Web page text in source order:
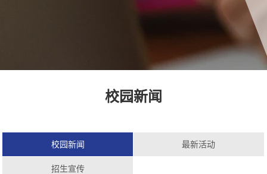
校园新闻
校园新闻 最新活动
招生宣传